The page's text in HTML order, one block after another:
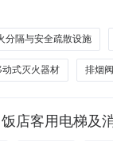
的消防设施
分隔与安全疏散设施
动式灭火器材 排烟
店客用电梯及